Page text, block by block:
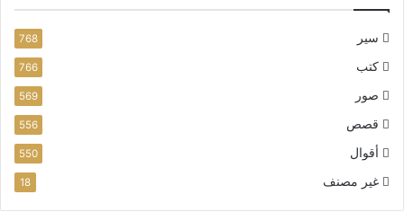
سير 768
كتب 766
صور 569
قصص 556
أقوال 550
غير مصنف 18